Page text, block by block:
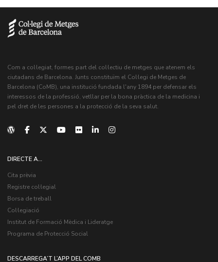
Com a col·legiat, formes part del col·lectiu de metges que atenem els
ciutadans de Barcelona. Junts constituïm el Col·legi de Metges de
Barcelona (CoMB), una institució fundada l'any 1894 per defensar els
interessos de la professió, vetllar per la bona pràctica de la medicina i
pel dret de les persones a la protecció de la seva salut.
DIRECTE A...
Cita prèvia
Registre col·legial
Borsa de treball
Col·legiació
Institut de Formació Mèdica i Lideratge
Programa de Protecció Social
DESCARREGA’T L’APP DEL COMB